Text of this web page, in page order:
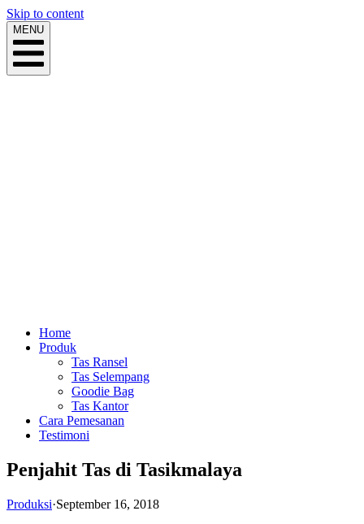
Skip to content
MENU
Home
Produk
Tas Ransel
Tas Selempang
Goodie Bag
Tas Kantor
Cara Pemesanan
Testimoni
Penjahit Tas di Tasikmalaya
Produksi·September 16, 2018